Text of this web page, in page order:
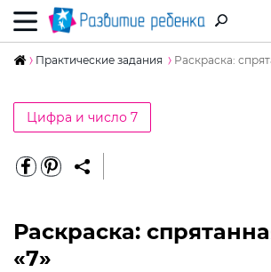
Практические задания Раскраска:
Цифра и число 7
Раскраска:
«7»